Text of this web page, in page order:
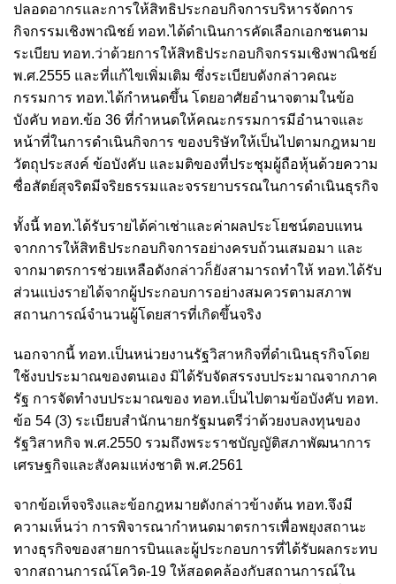
ปลอดอากรและการให้สิทธิประกอบกิจการบริหารจัดการ
กิจกรรมเชิงพาณิชย์ ทอท.ได้ดำเนินการคัดเลือกเอกชนตาม
ระเบียบ ทอท.ว่าด้วยการให้สิทธิประกอบกิจกรรมเชิงพาณิชย์
พ.ศ.2555 และที่แก้ไขเพิ่มเติม ซึ่งระเบียบดังกล่าวคณะ
กรรมการ ทอท.ได้กำหนดขึ้น โดยอาศัยอำนาจตามในข้อ
บังคับ ทอท.ข้อ 36 ที่กำหนดให้คณะกรรมการมีอำนาจและ
หน้าที่ในการดำเนินกิจการ ของบริษัทให้เป็นไปตามกฎหมาย
วัตถุประสงค์ ข้อบังคับ และมติของที่ประชุมผู้ถือหุ้นด้วยความ
ซื่อสัตย์สุจริตมีจริยธรรมและจรรยาบรรณในการดำเนินธุรกิจ
ทั้งนี้ ทอท.ได้รับรายได้ค่าเช่าและค่าผลประโยชน์ตอบแทน
จากการให้สิทธิประกอบกิจการอย่างครบถ้วนเสมอมา และ
จากมาตรการช่วยเหลือดังกล่าวก็ยังสามารถทำให้ ทอท.ได้รับ
ส่วนแบ่งรายได้จากผู้ประกอบการอย่างสมควรตามสภาพ
สถานการณ์จำนวนผู้โดยสารที่เกิดขึ้นจริง
นอกจากนี้ ทอท.เป็นหน่วยงานรัฐวิสาหกิจที่ดำเนินธุรกิจโดย
ใช้งบประมาณของตนเอง มิได้รับจัดสรรงบประมาณจากภาค
รัฐ การจัดทำงบประมาณของ ทอท.เป็นไปตามข้อบังคับ ทอท.
ข้อ 54 (3) ระเบียบสำนักนายกรัฐมนตรีว่าด้วยงบลงทุนของ
รัฐวิสาหกิจ พ.ศ.2550 รวมถึงพระราชบัญญัติสภาพัฒนาการ
เศรษฐกิจและสังคมแห่งชาติ พ.ศ.2561
จากข้อเท็จจริงและข้อกฎหมายดังกล่าวข้างต้น ทอท.จึงมี
ความเห็นว่า การพิจารณากำหนดมาตรการเพื่อพยุงสถานะ
ทางธุรกิจของสายการบินและผู้ประกอบการที่ได้รับผลกระทบ
จากสถานการณ์โควิด-19 ให้สอดคล้องกับสถานการณ์ใน